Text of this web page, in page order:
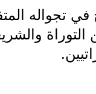
تجواله
التوراة